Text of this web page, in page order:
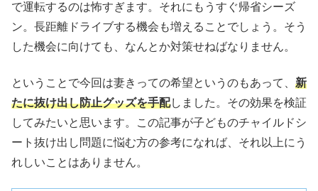
で運転するのは怖すぎます。それにもうすぐ帰省シーズ
ン。長距離ドライブする機会も増えることでしょう。そう
した機会に向けても、なんとか対策せねばなりません。
ということで今回は妻きっての希望というのもあって、 新
たに抜け出し防止グッズを手配しました。その効果を検証
してみたいと思います。この記事が子どものチャイルドシ
ート抜け出し問題に悩む方の参考になれば、それ以上にう
れしいことはありません。